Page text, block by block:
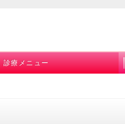
診療メニュー